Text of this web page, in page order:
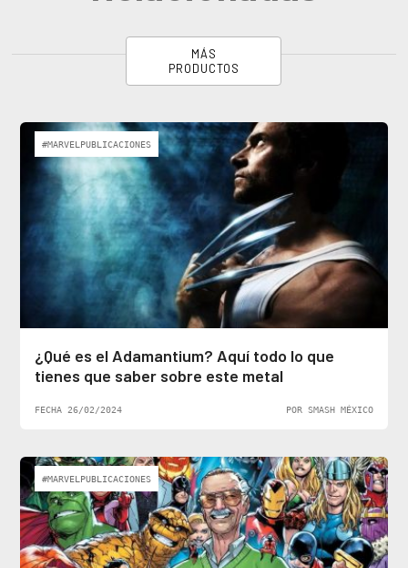
MÁS
PRODUCTOS
#MARVELPUBLICACIONES
¿Qué es el Adamantium? Aquí todo lo que
tienes que saber sobre este metal
FECHA 26/02/2024 POR SMASH MÉXICO
#MARVELPUBLICACIONES